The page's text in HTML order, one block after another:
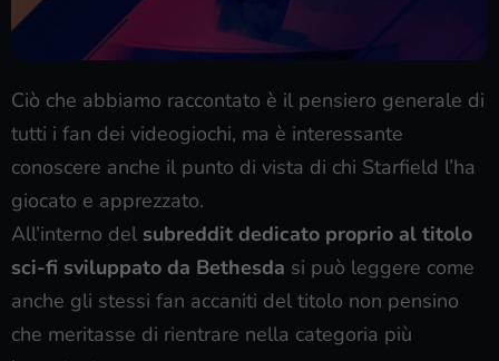
Ciò che abbiamo raccontato è il pensiero generale di
tutti i fan dei videogiochi, ma è interessante
conoscere anche il punto di vista di chi Starfield l’ha
giocato e apprezzato.
All’interno del subreddit dedicato proprio al titolo
sci-fi sviluppato da Bethesda si può leggere come
anche gli stessi fan accaniti del titolo non pensino
che meritasse di rientrare nella categoria più